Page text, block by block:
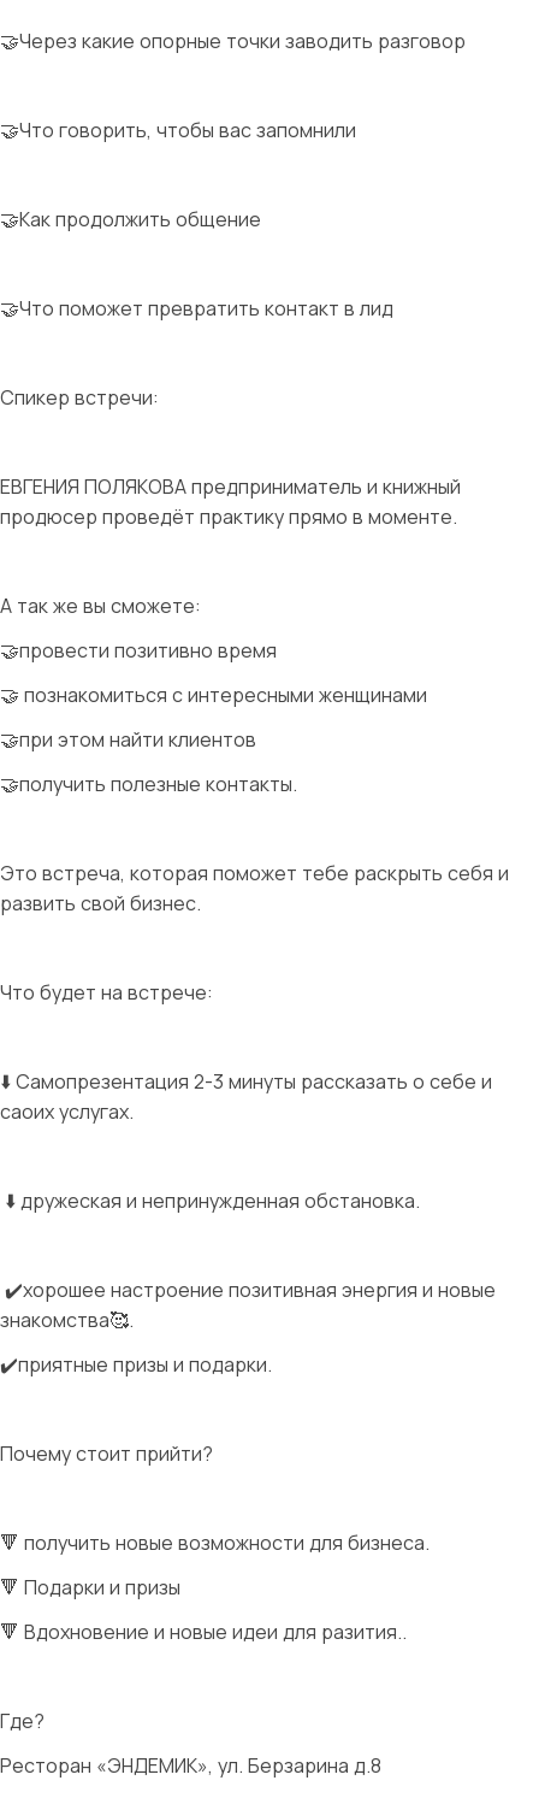
🤝Через какие опорные точки заводить разговор
🤝Что говорить, чтобы вас запомнили
🤝Как продолжить общение
🤝Что поможет превратить контакт в лид
Спикер встречи:
ЕВГЕНИЯ ПОЛЯКОВА предприниматель и книжный
продюсер проведёт практику прямо в моменте.
А так же вы сможете:
🤝провести позитивно время
🤝 познакомиться с интересными женщинами
🤝при этом найти клиентов
🤝получить полезные контакты.
Это встреча, которая поможет тебе раскрыть себя и
развить свой бизнес.
Что будет на встрече:
⬇️ Самопрезентация 2-3 минуты рассказать о себе и
саоих услугах.
⬇️ дружеская и непринужденная обстановка.
✔️хорошее настроение позитивная энергия и новые
знакомства🥰.
✔️приятные призы и подарки.
Почему стоит прийти?
🔻 получить новые возможности для бизнеса.
🔻 Подарки и призы
🔻 Вдохновение и новые идеи для разития..
Где?
Ресторан «ЭНДЕМИК», ул. Берзарина д.8